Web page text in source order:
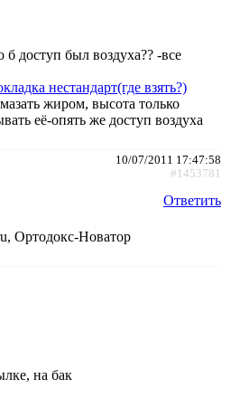
б доступ был воздуха?? -все
нестандарт(где взять?)
жиром, высота только
её-опять же доступ воздуха
10/07/2011 17:47:58
#1453781
Ответить
Ортодокс-Новатор
на бак